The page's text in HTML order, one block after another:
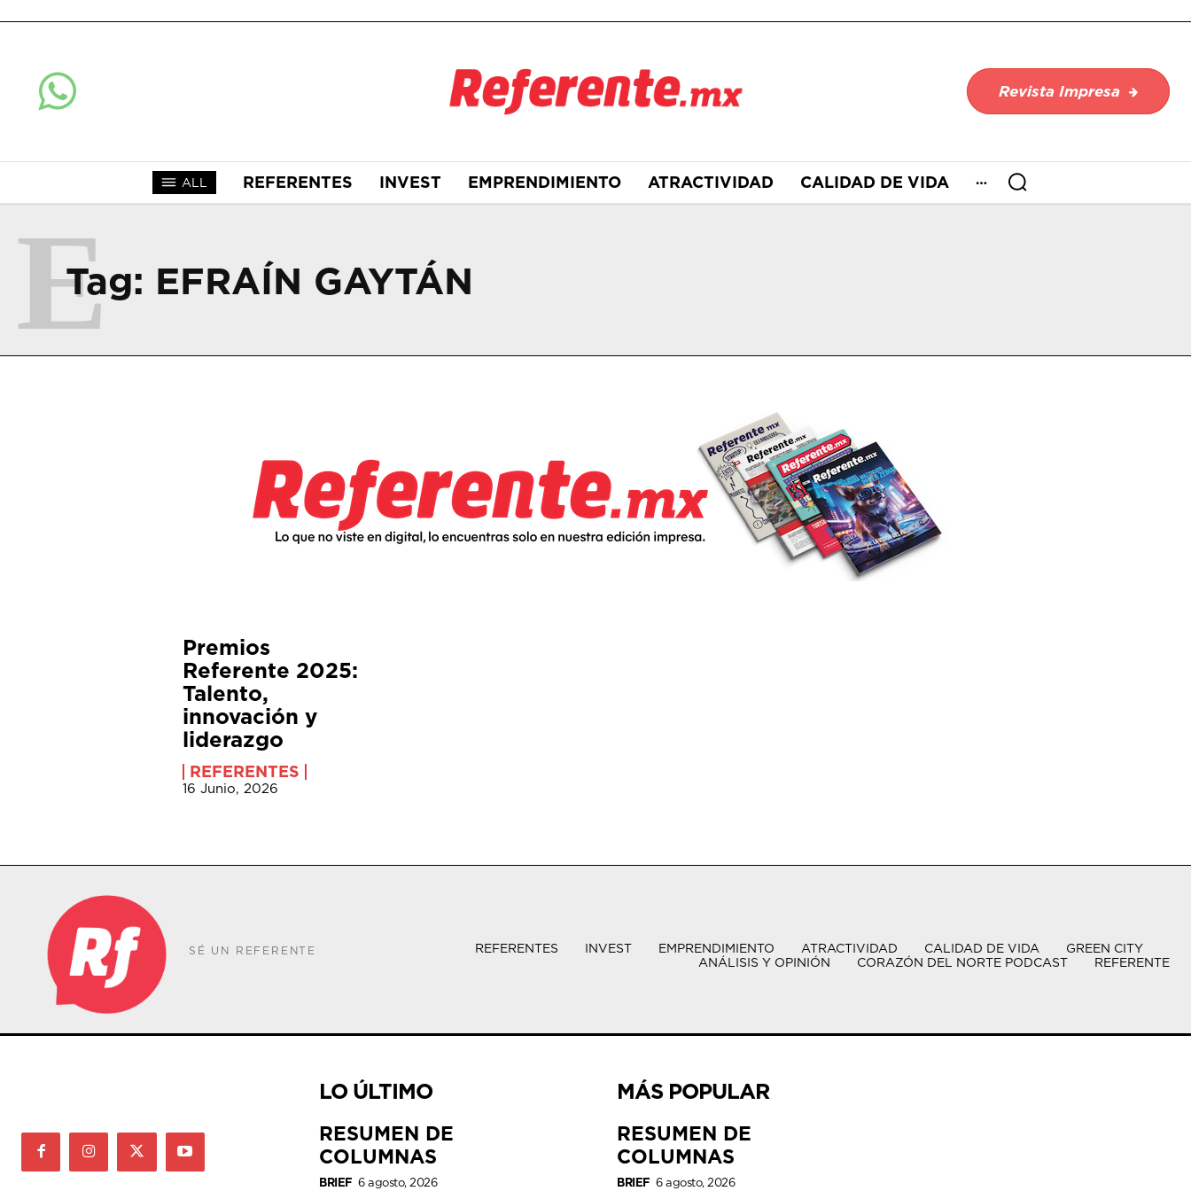
Revista Impresa
ALL REFERENTES INVEST EMPRENDIMIENTO ATRACTIVIDAD CALIDAD DE VIDA
Tag: EFRAÍN GAYTÁN
E
Premios
Referente 2025:
Talento,
innovación y
liderazgo
REFERENTES
16 Junio, 2026
SÉ UN REFERENTE REFERENTES INVEST EMPRENDIMIENTO ATRACTIVIDAD CALIDAD DE VIDA
GREEN CITY
ANÁLISIS Y OPINIÓN
CORAZÓN DEL NORTE PODCAST REFERENTE
LO ÚLTIMO
RESUMEN DE
COLUMNAS
BRIEF 6 agosto, 2026
MÁS POPULAR
RESUMEN DE
COLUMNAS
BRIEF 6 agosto, 2026